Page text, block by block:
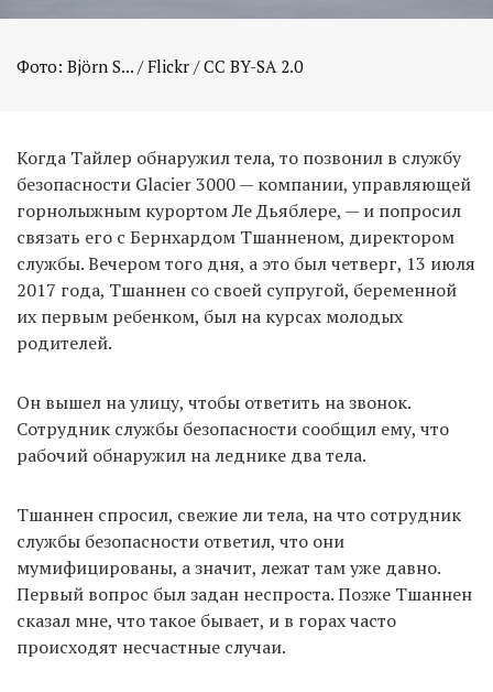
Фото: Björn S... / Flickr / CC BY-SA 2.0
Когда Тайлер обнаружил тела, то позвонил в службу
безопасности Glacier 3000 — компании, управляющей
горнолыжным курортом Ле Дьяблере, — и попросил
связать его с Бернхардом Тшанненом, директором
службы. Вечером того дня, а это был четверг, 13 июля
2017 года, Тшаннен со своей супругой, беременной
их первым ребенком, был на курсах молодых
родителей.
Он вышел на улицу, чтобы ответить на звонок.
Сотрудник службы безопасности сообщил ему, что
рабочий обнаружил на леднике два тела.
Тшаннен спросил, свежие ли тела, на что сотрудник
службы безопасности ответил, что они
мумифицированы, а значит, лежат там уже давно.
Первый вопрос был задан неспроста. Позже Тшаннен
сказал мне, что такое бывает, и в горах часто
происходят несчастные случаи.